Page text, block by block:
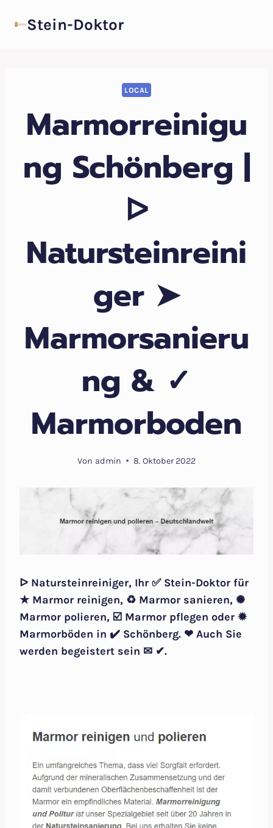
InhaltStein-Doktor
LOCAL
Marmorreinigu
ng Schönberg |
ᐅ
Natursteinreini
ger ➤
Marmorsanieru
ng & ✓
Marmorboden
Von admin 8. Oktober 2022
ᐅ Natursteinreiniger, Ihr ✅ Stein-Doktor für
★ Marmor reinigen, ♻ Marmor sanieren, ✺
Marmor polieren, ☑️ Marmor pflegen oder ✹
Marmorböden in ✔️ Schönberg. ❤ Auch Sie
werden begeistert sein ✉ ✔.